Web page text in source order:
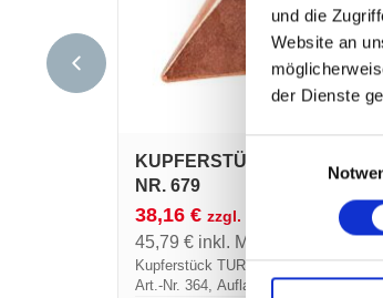
und die
Website an
der Dienste
KUPFERSTÜCK TURBO ART.-
NR. 679
38,16 € zzgl. MwSt.
45,79 € inkl. MwSt.
Kupferstück TURBO 325 g für
Art.-Nr. 364, Auflagefäche Kupferstück